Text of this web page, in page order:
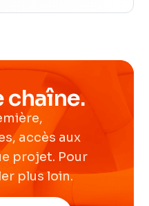
chaîne.
accès aux
projet. Pour
plus loin.